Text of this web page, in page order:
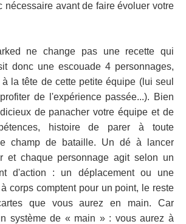
nécessaire avant de faire évoluer votre
ne change pas une recette qui
donc une escouade 4 personnages,
la tête de cette petite équipe (lui seul
de l'expérience passée...). Bien
de panacher votre équipe et de
histoire de parer à toute
champ de bataille. Un dé à lancer
et chaque personnage agit selon un
d'action : un déplacement ou une
corps comptent pour un point, le reste
que vous aurez en main. Car
système de « main » : vous aurez à